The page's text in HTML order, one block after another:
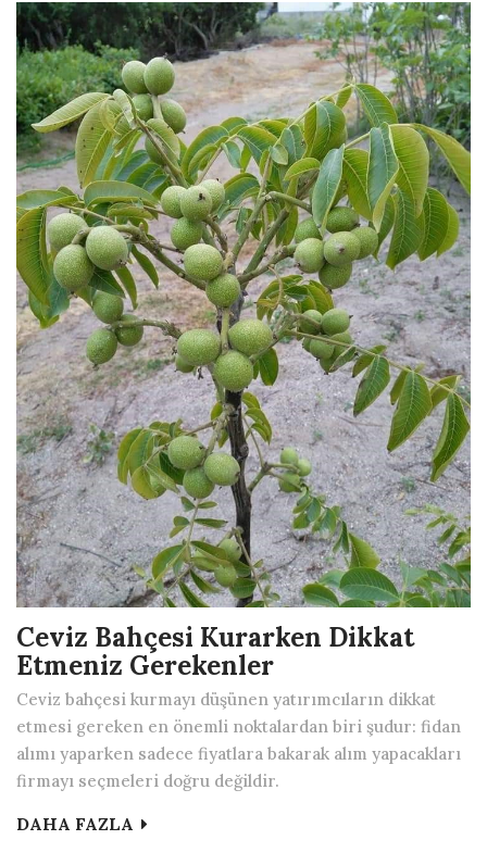
Ceviz Bahçesi Kurarken Dikkat
Etmeniz Gerekenler
Ceviz bahçesi kurmayı düşünen yatırımcıların dikkat
etmesi gereken en önemli noktalardan biri şudur: fidan
alımı yaparken sadece fiyatlara bakarak alım yapacakları
firmayı seçmeleri doğru değildir.
DAHA FAZLA